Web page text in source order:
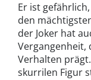
Er ist
den
der Joker hat
Vergangenheit,
Verhalten
skurrilen Figur